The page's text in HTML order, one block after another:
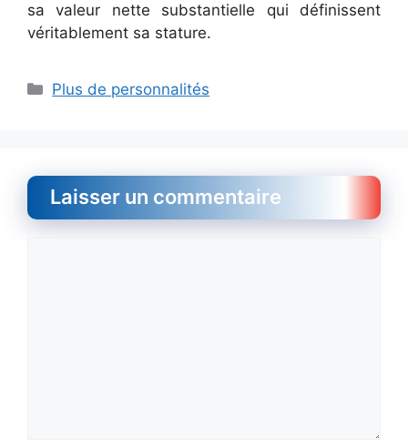
sa valeur nette substantielle qui définissent
véritablement sa stature.
Catégories
Plus de personnalités
Laisser un commentaire